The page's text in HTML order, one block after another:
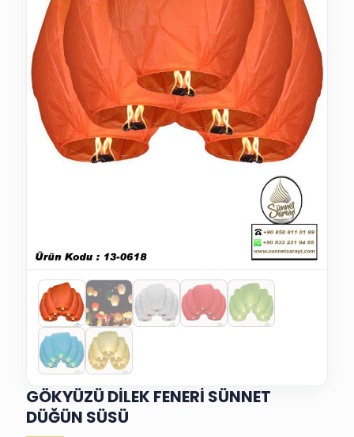
GÖKYÜZÜ DİLEK FENERİ SÜNNET
DÜĞÜN SÜSÜ